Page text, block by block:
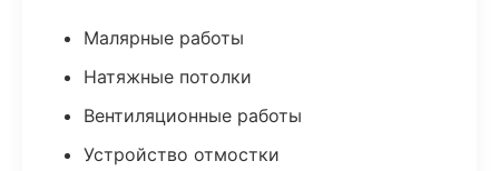
Малярные работы
Натяжные потолки
Вентиляционные работы
Устройство отмостки